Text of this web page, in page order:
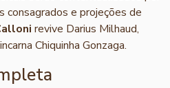
consagrados e projeções de
revive Darius Milhaud,
incarna Chiquinha Gonzaga.